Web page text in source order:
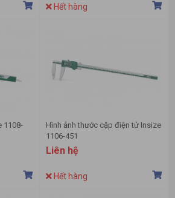
Hết hàng
1108-
Hình ảnh thước cặp điện tử Insize
1106-451
Liên hệ
Hết hàng